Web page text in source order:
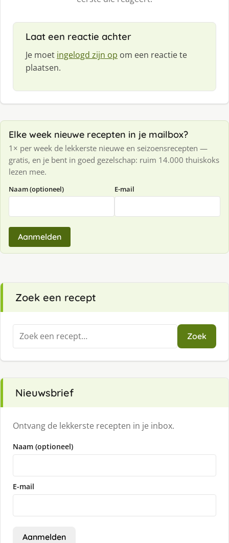
Laat een reactie achter
Je moet ingelogd zijn op om een reactie te
plaatsen.
Elke week nieuwe recepten in je mailbox?
1× per week de lekkerste nieuwe en seizoensrecepten —
gratis, en je bent in goed gezelschap: ruim 14.000 thuiskoks
lezen mee.
Naam (optioneel) E-mail
Aanmelden
Zoek een recept
Zoeken
naar:
Zoek
Nieuwsbrief
Ontvang de lekkerste recepten in je inbox.
Naam (optioneel)
E-mail
Aanmelden